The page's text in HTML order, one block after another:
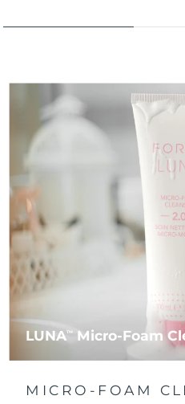
LUNATM Micro-Foam
MICRO-FOAM